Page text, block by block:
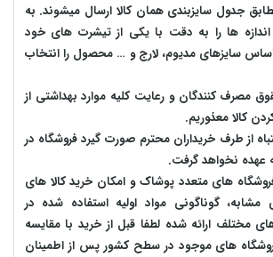
جدول سایزبندی همان کالا ارسال میشوند. به
ها را به دقت با یکی از تیشرت های خود
اساس سایزهای مدیوم، لارج و … محصول را انتخاب
مصرف کنندگان و رعایت کلیه موارد بهداشتی از
کالا معذوریم.
از طرف خریداران محترم صورت گیرد فروشگاه در
عهده نخواهد گرفت.
های متعدد‌ پوشاک و امکان خرید کالا های
گوناگونی مواد اولیه استفاده شده در
مختلف ارائه شده لطفا قبل از خرید با مقایسه
های موجود در سطح کشور پس از اطمینان